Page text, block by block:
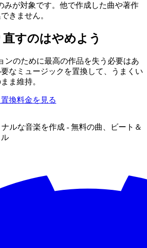
みが対象です。他で作成した曲や著作
きません。
すのはやめよう
ンのために最高の作品を失う必要はあ
なミュージックを置換して、うまくい
ま維持。
換料金を見る
ルな音楽を作成 - 無料の曲、ビート＆